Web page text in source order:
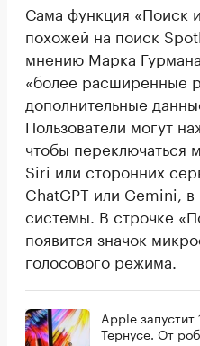
Сама функция «Поиск
похожей на поиск
мнению Марка
«более расширенные
дополнительные
Пользователи могут
чтобы переключаться
Siri или сторонних
ChatGPT или Gemini,
системы. В строчке
появится значок
голосового режима.
Apple
Тернусе. От